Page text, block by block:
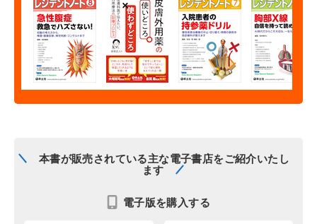
本書が販売されている主な電子書店をご紹介いたし
ます
電子版を購入する